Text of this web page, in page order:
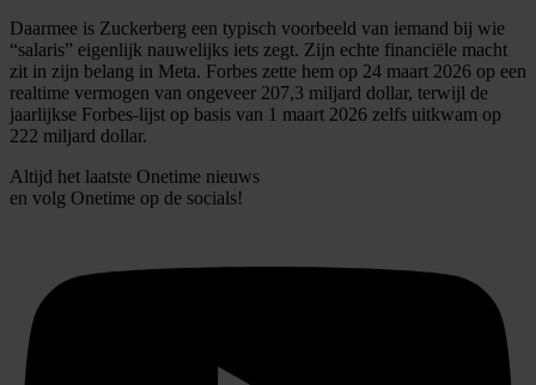
Daarmee is Zuckerberg een typisch voorbeeld van iemand bij wie
“salaris” eigenlijk nauwelijks iets zegt. Zijn echte financiële macht
zit in zijn belang in Meta. Forbes zette hem op 24 maart 2026 op een
realtime vermogen van ongeveer 207,3 miljard dollar, terwijl de
jaarlijkse Forbes-lijst op basis van 1 maart 2026 zelfs uitkwam op
222 miljard dollar.
Altijd het laatste Onetime nieuws
en volg Onetime op de socials!